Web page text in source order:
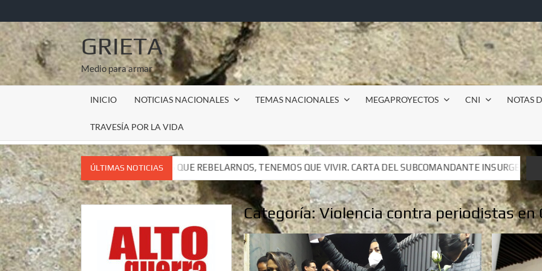
al
contenido
GRIETA
Medio para armar
INICIO NOTICIAS NACIONALES TEMAS NACIONALES MEGAPROYECTOS CNI NOTAS
TRAVESÍA POR LA VIDA
ÚLTIMAS NOTICIAS
QUE REBELARNOS, TENEMOS QUE VIVIR. CARTA DEL SUBCOMANDANTE INSURGENTE MOISÉS A LUIS DE TAVIRA
QUE REBELARNOS, TENEMOS QUE VIVIR. CARTA DEL SUBCOMANDANTE INSURGENTE MOISÉS A LUIS DE TAVIRA
Categoría:Violencia contra periodistas en